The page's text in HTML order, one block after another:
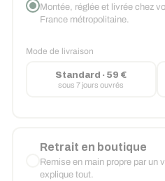
Montée, réglée et livrée chez
France métropolitaine.
Mode de livraison
Standard · 59 €
sous 7 jours ouvrés
Retrait en boutique
Remise en main propre par un
explique tout.